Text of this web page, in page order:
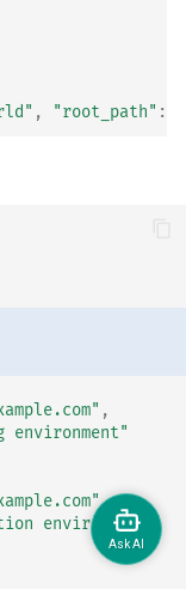
, "root_path" :
,
environment"
,
environment"